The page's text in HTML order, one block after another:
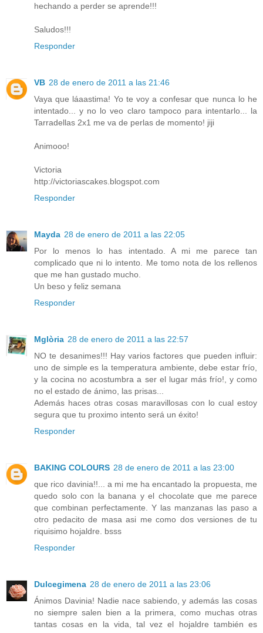
hechando a perder se aprende!!!
Saludos!!!
Responder
VB 28 de enero de 2011 a las 21:46
Vaya que láaastima! Yo te voy a confesar que nunca lo he
intentado... y no lo veo claro tampoco para intentarlo... la
Tarradellas 2x1 me va de perlas de momento! jiji
Animooo!
Victoria
http://victoriascakes.blogspot.com
Responder
Mayda 28 de enero de 2011 a las 22:05
Por lo menos lo has intentado. A mi me parece tan
complicado que ni lo intento. Me tomo nota de los rellenos
que me han gustado mucho.
Un beso y feliz semana
Responder
Mglòria 28 de enero de 2011 a las 22:57
NO te desanimes!!! Hay varios factores que pueden influir:
uno de simple es la temperatura ambiente, debe estar frío,
y la cocina no acostumbra a ser el lugar más frío!, y como
no el estado de ánimo, las prisas...
Además haces otras cosas maravillosas con lo cual estoy
segura que tu proximo intento será un éxito!
Responder
BAKING COLOURS 28 de enero de 2011 a las 23:00
que rico davinia!!... a mi me ha encantado la propuesta, me
quedo solo con la banana y el chocolate que me parece
que combinan perfectamente. Y las manzanas las paso a
otro pedacito de masa asi me como dos versiones de tu
riquisimo hojaldre. bsss
Responder
Dulcegimena 28 de enero de 2011 a las 23:06
Ánimos Davinia! Nadie nace sabiendo, y además las cosas
no siempre salen bien a la primera, como muchas otras
tantas cosas en la vida, tal vez el hojaldre también es